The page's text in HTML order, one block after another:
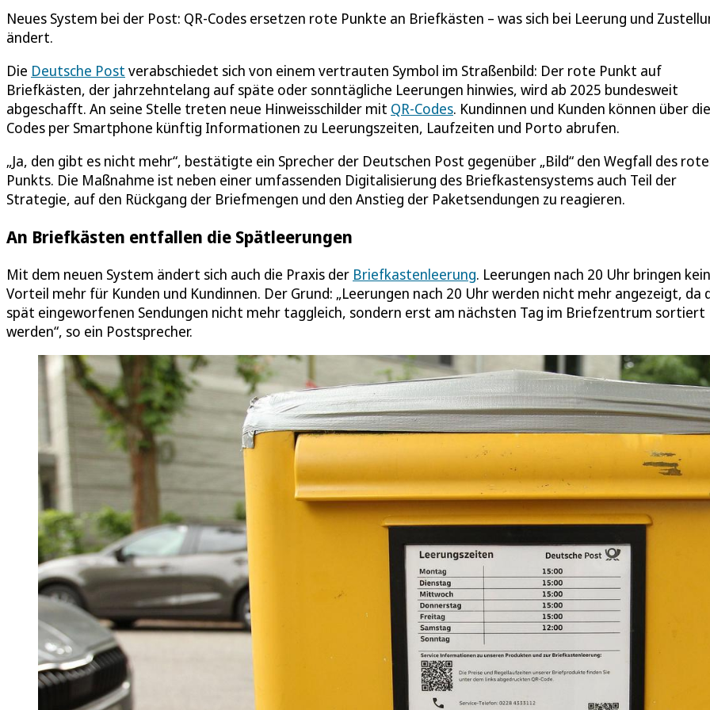
Neues System bei der Post: QR-Codes ersetzen rote Punkte an Briefkästen – was sich bei Leerung und
ändert.
Die Deutsche Post verabschiedet sich von einem vertrauten Symbol im Straßenbild: Der rote Punkt auf
Briefkästen, der jahrzehntelang auf späte oder sonntägliche Leerungen hinwies, wird ab 2025 bundesweit
abgeschafft. An seine Stelle treten neue Hinweisschilder mit QR-Codes. Kundinnen und Kunden können über
Codes per Smartphone künftig Informationen zu Leerungszeiten, Laufzeiten und Porto abrufen.
„Ja, den gibt es nicht mehr“, bestätigte ein Sprecher der Deutschen Post gegenüber „Bild“ den Wegfall des
Punkts. Die Maßnahme ist neben einer umfassenden Digitalisierung des Briefkastensystems auch Teil der
Strategie, auf den Rückgang der Briefmengen und den Anstieg der Paketsendungen zu reagieren.
An Briefkästen entfallen die Spätleerungen
Mit dem neuen System ändert sich auch die Praxis der Briefkastenleerung. Leerungen nach 20 Uhr bringen
Vorteil mehr für Kunden und Kundinnen. Der Grund: „Leerungen nach 20 Uhr werden nicht mehr angezeigt, da
spät eingeworfenen Sendungen nicht mehr taggleich, sondern erst am nächsten Tag im Briefzentrum sortiert
werden“, so ein Postsprecher.